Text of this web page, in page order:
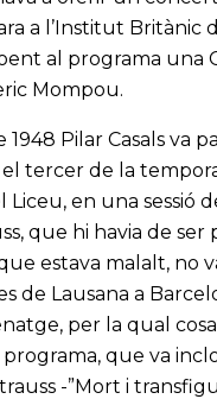
a l’Institut Britànic
al programa una
Mompou.
1948 Pilar Casals va
tercer de la
Liceu, en una sessió
que hi havia de ser
estava malalt, no
de Lausana a
per la qual
que va
-”Mort i